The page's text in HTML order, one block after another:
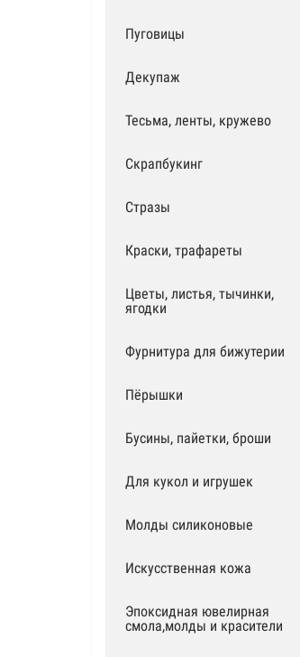
Пуговицы
Декупаж
Тесьма, ленты, кружево
Скрапбукинг
Стразы
Краски, трафареты
Цветы, листья, тычинки,
ягодки
Фурнитура для бижутерии
Пёрышки
Бусины, пайетки, броши
Для кукол и игрушек
Молды силиконовые
Искусственная кожа
Эпоксидная ювелирная
смола,молды и красители